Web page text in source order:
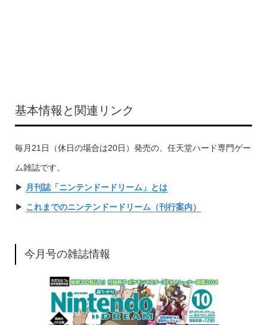
基本情報と関連リンク
毎月21日（休日の場合は20日）発売の、任天堂ハード専門ゲー
ム雑誌です。
▶︎ 月刊誌「ニンテンドードリーム」とは
▶︎ これまでのニンテンドードリーム（刊行案内）
今月号の雑誌情報